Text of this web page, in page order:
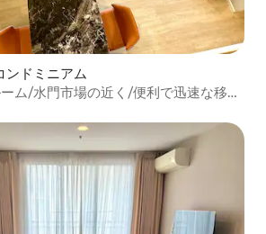
ンドミニアム
ム/水門市場の近く/便利で迅速な移動